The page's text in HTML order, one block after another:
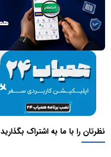
نظرتان را با ما به اشتراک بگذارید